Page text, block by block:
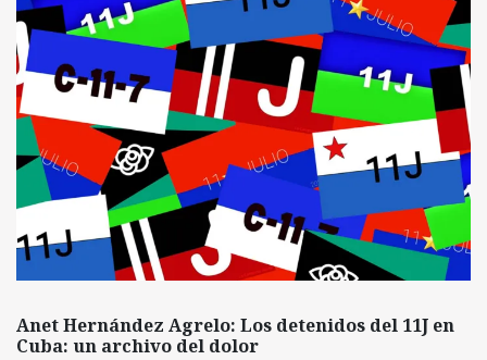
Anet Hernández Agrelo: Los detenidos del 11J en
Cuba: un archivo del dolor